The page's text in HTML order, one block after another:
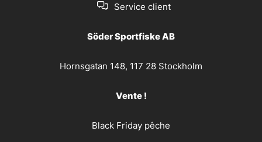
Service client
Söder Sportfiske AB
Hornsgatan 148, 117 28 Stockholm
Vente !
Black Friday pêche